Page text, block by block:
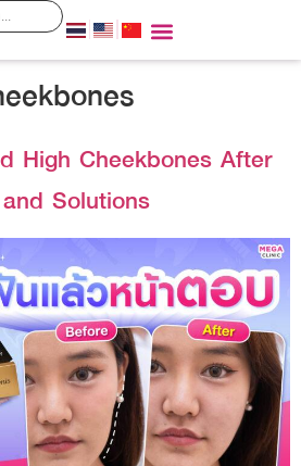
High Cheekbones After
Solutions